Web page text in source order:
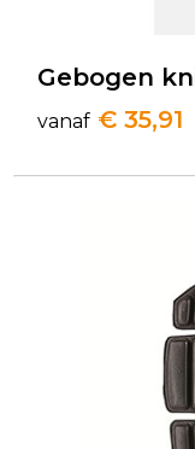
Gebogen
vanaf € 35,91